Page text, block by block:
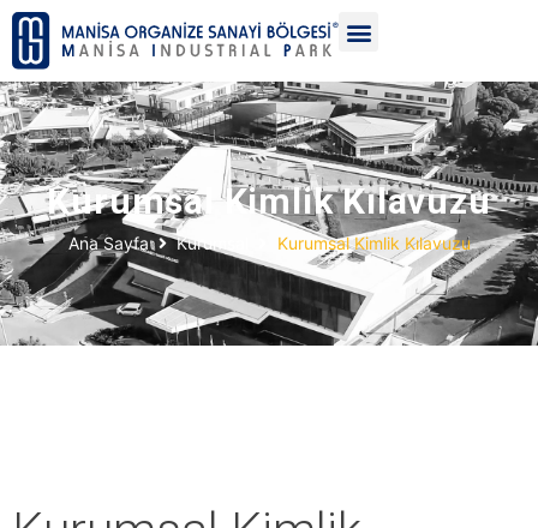
Kurumsal Kimlik Kılavuzu
Ana Sayfa Kurumsal Kurumsal Kimlik Kılavuzu